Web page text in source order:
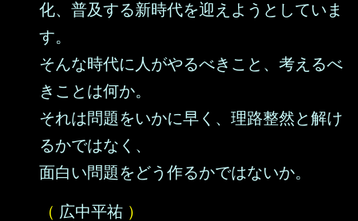
化、普及する新時代を迎えようとしていま
す。
そんな時代に人がやるべきこと、考えるべ
きことは何か。
それは問題をいかに早く、理路整然と解け
るかではなく、
面白い問題をどう作るかではないか。
（ 広中平祐 ）